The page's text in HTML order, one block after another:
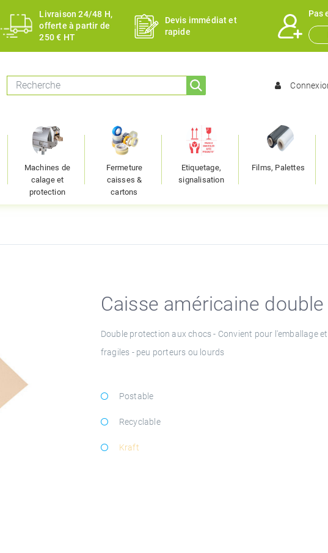
Livraison 24/48 H,
offerte à partir de
250 € HT
Devis immédiat et
rapide
Pas
Machines de
calage et
protection
Fermeture
caisses &
cartons
Etiquetage,
signalisation
Films, Palettes
Caisse américaine
Double protection aux chocs - Convient pour l'emballage
fragiles - peu porteurs ou lourds
Postable
Recyclable
Kraft